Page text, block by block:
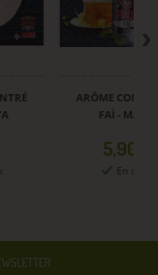
CONCENTRÉ